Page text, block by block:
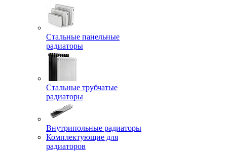
Стальные панельные
радиаторы
Стальные трубчатые
радиаторы
Внутрипольные радиаторы
Комплектующие для
радиаторов